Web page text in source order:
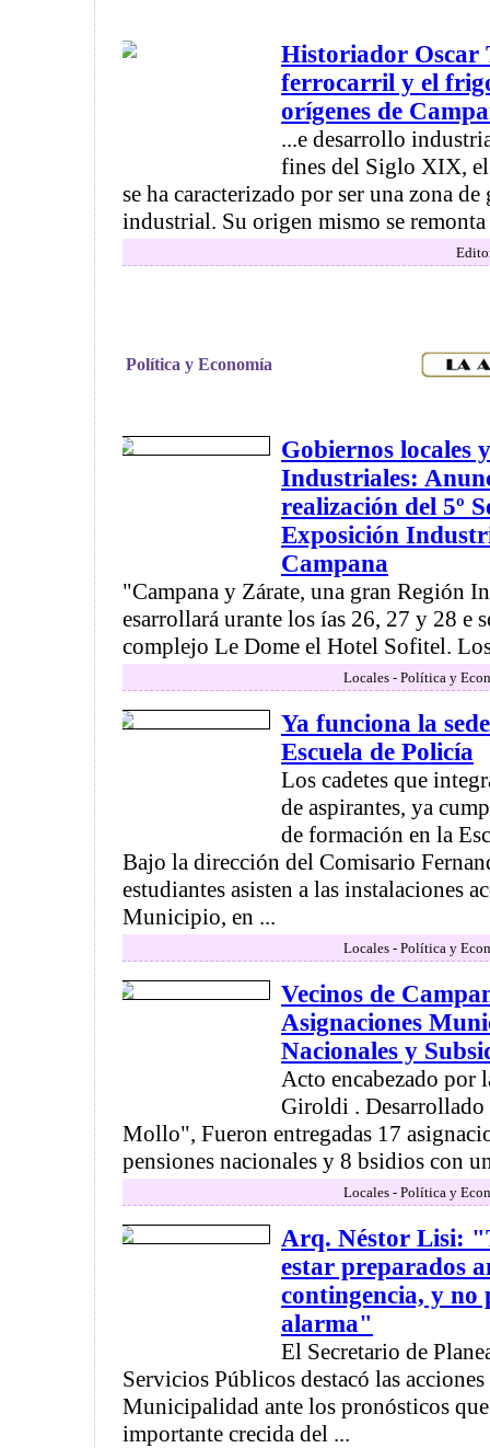
Historiador
ferrocarril y el
orígenes de
...e desarrollo
fines del Siglo XIX,
se ha caracterizado por ser una zona
industrial. Su origen mismo se remonta
Política y Economía
Gobiernos locales
Industriales:
realización del 5º
Exposición
Campana
"Campana y Zárate, una gran Región
esarrollará urante los ías 26, 27 y 28 e
complejo Le Dome el Hotel Sofitel.
Locales - Política y
Ya funciona la
Escuela de Policía
Los cadetes que
de aspirantes, ya
de formación en la
Bajo la dirección del Comisario
estudiantes asisten a las instalaciones
Municipio, en ...
Locales - Política y
Vecinos de
Asignaciones
Nacionales y
Acto encabezado por
Giroldi .
Mollo", Fueron entregadas 17
pensiones nacionales y 8 bsidios con
Locales - Política y
Arq. Néstor Lisi:
estar preparados
contingencia, y no
alarma"
El Secretario de
Servicios Públicos destacó las
Municipalidad ante los pronósticos
importante crecida del ...